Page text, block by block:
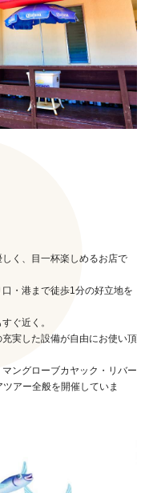
く、目一杯楽しめるお店で
・港まで徒歩1分の好立地を
ぐ近く。
実した設備が自由にお使い頂
ングローブカヤック・リバー
アー全般を開催していま